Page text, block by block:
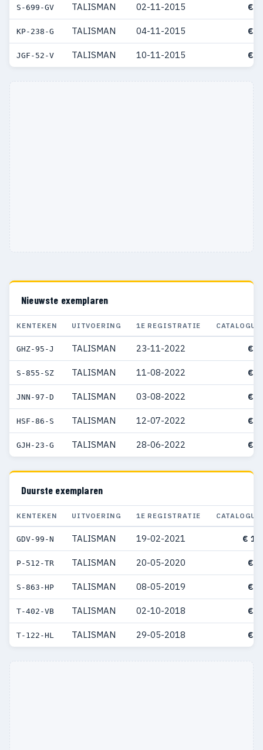
S-699-GV TALISMAN 02-11-2015 €
KP-238-G TALISMAN 04-11-2015 €
JGF-52-V TALISMAN 10-11-2015 €
Nieuwste exemplaren
KENTEKEN UITVOERING 1E REGISTRATIE
GHZ-95-J TALISMAN 23-11-2022 €
S-855-SZ TALISMAN 11-08-2022 €
JNN-97-D TALISMAN 03-08-2022 €
HSF-86-S TALISMAN 12-07-2022 €
GJH-23-G TALISMAN 28-06-2022 €
Duurste exemplaren
KENTEKEN UITVOERING 1E REGISTRATIE
GDV-99-N TALISMAN 19-02-2021 €
P-512-TR TALISMAN 20-05-2020 €
S-863-HP TALISMAN 08-05-2019 €
T-402-VB TALISMAN 02-10-2018 €
T-122-HL TALISMAN 29-05-2018 €